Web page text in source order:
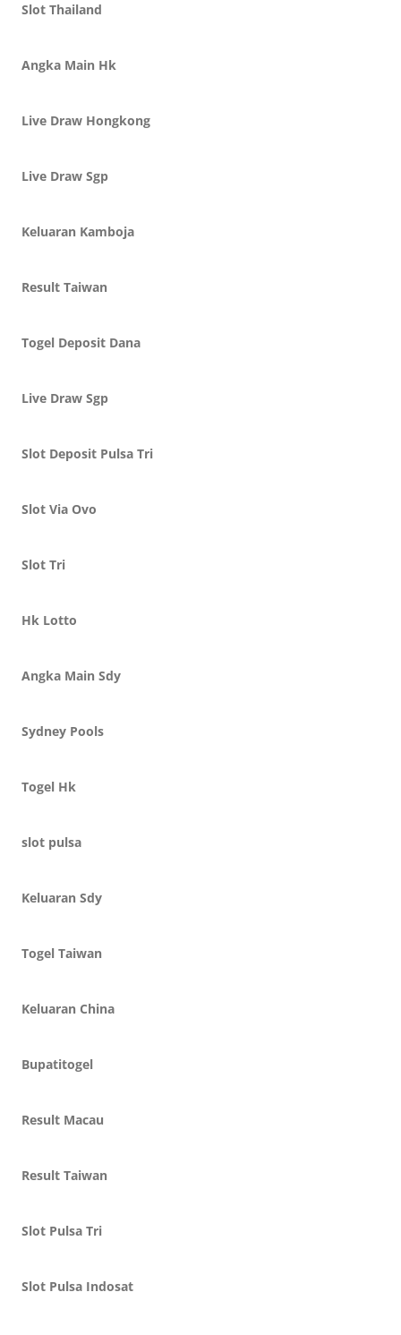
Slot Thailand
Angka Main Hk
Live Draw Hongkong
Live Draw Sgp
Keluaran Kamboja
Result Taiwan
Togel Deposit Dana
Live Draw Sgp
Slot Deposit Pulsa Tri
Slot Via Ovo
Slot Tri
Hk Lotto
Angka Main Sdy
Sydney Pools
Togel Hk
slot pulsa
Keluaran Sdy
Togel Taiwan
Keluaran China
Bupatitogel
Result Macau
Result Taiwan
Slot Pulsa Tri
Slot Pulsa Indosat